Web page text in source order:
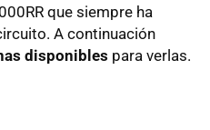
que siempre ha
A continuación
disponibles para verlas.